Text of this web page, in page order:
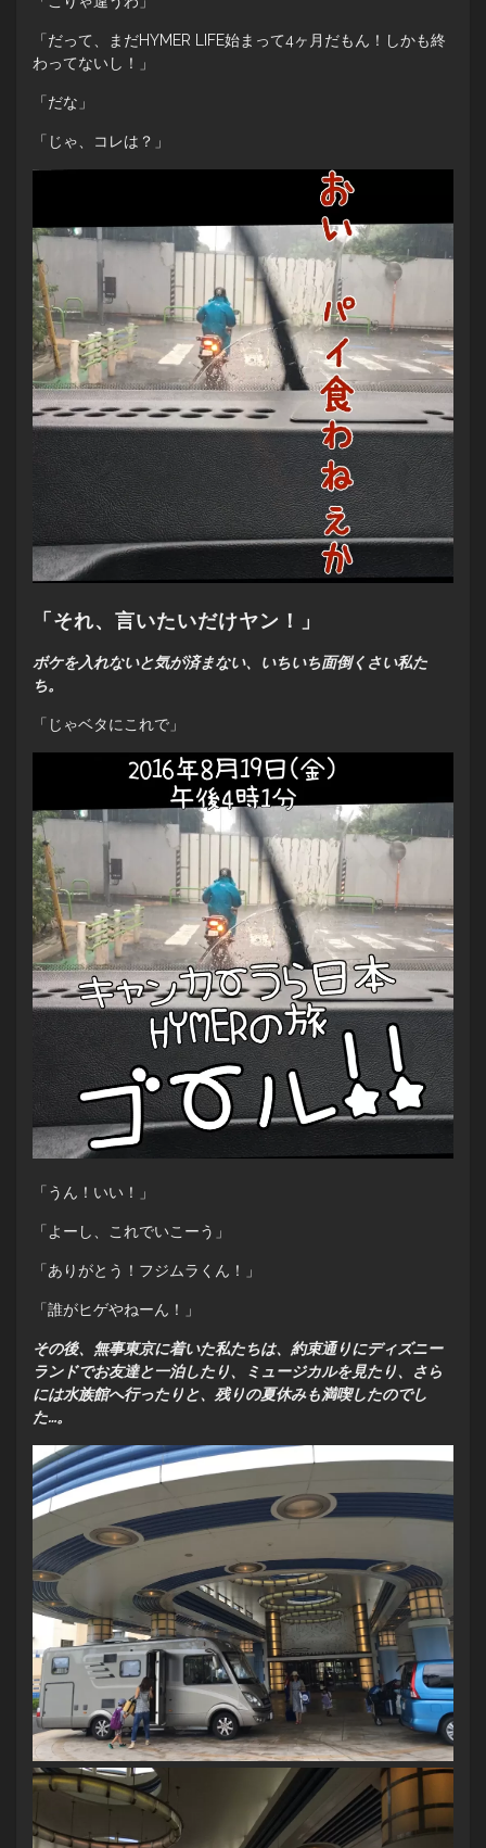
「だって、まだHYMER LIFE始まって4ヶ月だもん！しかも終
わってないし！」
「だな」
「じゃ、コレは？」
「それ、言いたいだけヤン！」
ボケを入れないと気が済まない、いちいち面倒くさい私た
ち。
「じゃベタにこれで」
「うん！いい！」
「よーし、これでいこーう」
「ありがとう！フジムラくん！」
「誰がヒゲやねーん！」
その後、無事東京に着いた私たちは、約束通りにディズニー
ランドでお友達と一泊したり、ミュージカルを見たり、さら
には水族館へ行ったりと、残りの夏休みも満喫したのでし
た…。